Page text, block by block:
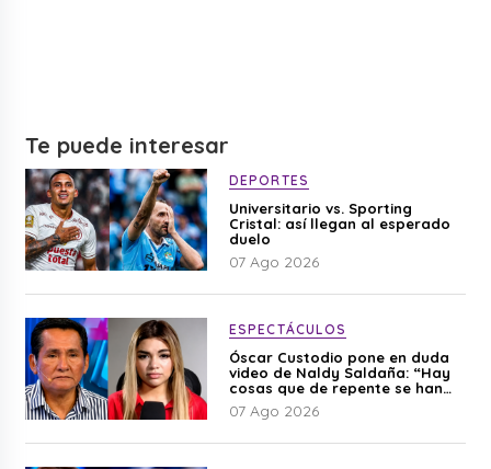
Te puede interesar
DEPORTES
Universitario vs. Sporting
Cristal: así llegan al esperado
duelo
07 Ago 2026
ESPECTÁCULOS
Óscar Custodio pone en duda
video de Naldy Saldaña: “Hay
cosas que de repente se han
editado”
07 Ago 2026